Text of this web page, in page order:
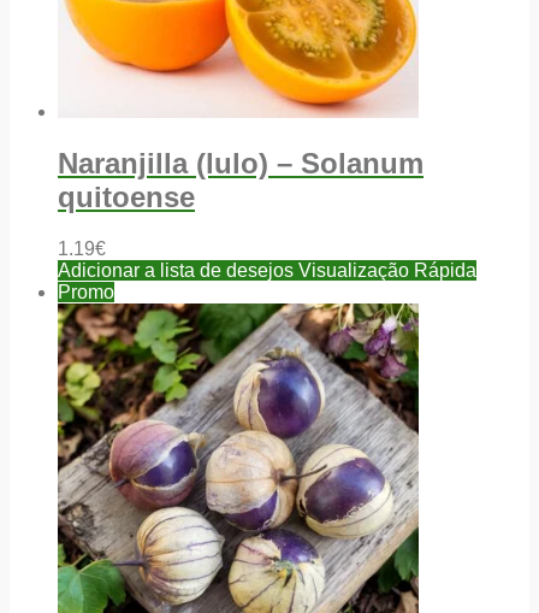
Naranjilla (lulo) – Solanum
quitoense
1.19€
Adicionar a lista de desejos Visualização Rápida
Promo